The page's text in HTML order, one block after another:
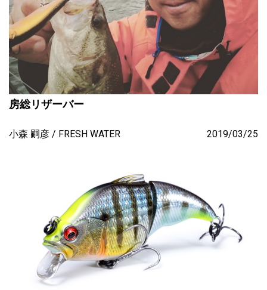
房総リザーバー
小森 嗣彦 FRESH WATER 2019/03/25